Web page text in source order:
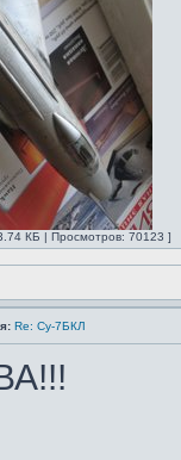
КБ | Просмотров: 70123 ]
Re: Су-7БКЛ